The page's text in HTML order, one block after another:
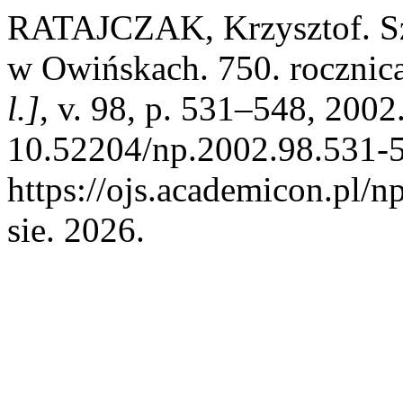
RATAJCZAK, Krzysztof.
w Owińskach. 750.
l.], v. 98, p. 531–548,
10.52204/
https://ojs.academicon.pl/
sie. 2026.